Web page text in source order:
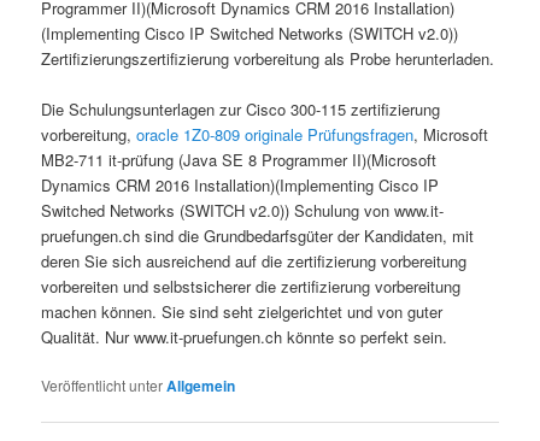
Programmer II)(Microsoft Dynamics CRM 2016 Installation)
(Implementing Cisco IP Switched Networks (SWITCH v2.0))
Zertifizierungszertifizierung vorbereitung als Probe herunterladen.
Die Schulungsunterlagen zur Cisco 300-115 zertifizierung
vorbereitung,oracle 1Z0-809 originale Prüfungsfragen, Microsoft
MB2-711 it-prüfung (Java SE 8 Programmer II)(Microsoft
Dynamics CRM 2016 Installation)(Implementing Cisco IP
Switched Networks (SWITCH v2.0)) Schulung von www.it-
pruefungen.ch sind die Grundbedarfsgüter der Kandidaten, mit
deren Sie sich ausreichend auf die zertifizierung vorbereitung
vorbereiten und selbstsicherer die zertifizierung vorbereitung
machen können. Sie sind seht zielgerichtet und von guter
Qualität. Nur www.it-pruefungen.ch könnte so perfekt sein.
Veröffentlicht unterAllgemein